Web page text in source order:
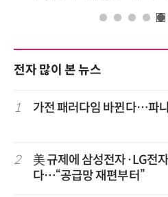
전자 많이 본 뉴스
1 가전 패러다임 바뀐다…파
2
美 규제에 삼성전자·LG전
다…“공급망 재편부터”